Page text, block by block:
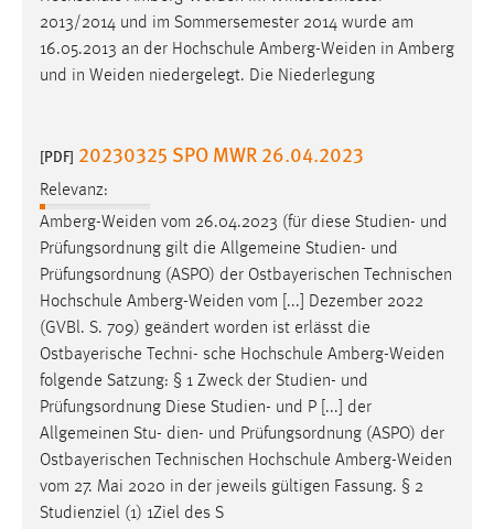
2013/2014 und im Sommersemester 2014 wurde am
16.05.2013 an der Hochschule Amberg-Weiden in Amberg
und in Weiden niedergelegt. Die Niederlegung
[PDF] 20230325 SPO MWR 26.04.2023
Relevanz:
Amberg-Weiden vom 26.04.2023 (für diese Studien- und
Prüfungsordnung gilt die Allgemeine Studien- und
Prüfungsordnung (ASPO) der Ostbayerischen Technischen
Hochschule Amberg-Weiden vom [...] Dezember 2022
(GVBl. S. 709) geändert worden ist erlässt die
Ostbayerische Techni- sche Hochschule Amberg-Weiden
folgende Satzung: § 1 Zweck der Studien- und
Prüfungsordnung Diese Studien- und P [...] der
Allgemeinen Stu- dien- und Prüfungsordnung (ASPO) der
Ostbayerischen Technischen Hochschule Amberg-Weiden
vom 27. Mai 2020 in der jeweils gültigen Fassung. § 2
Studienziel (1) 1Ziel des S